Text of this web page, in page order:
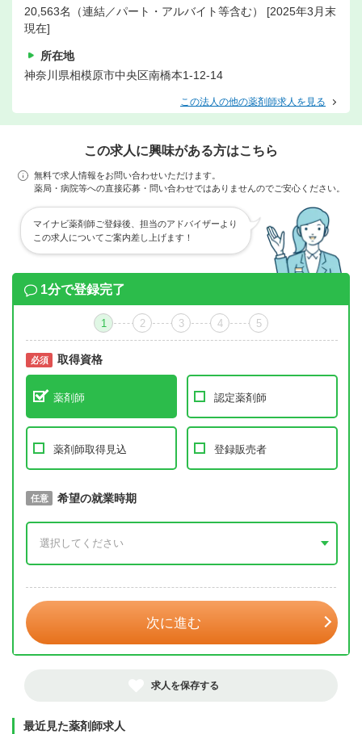
20,563名（連結／パート・アルバイト等含む） [2025年3月末
現在]
所在地
神奈川県相模原市中央区南橋本1-12-14
この法人の他の薬剤師求人を見る
この求人に興味がある方はこちら
無料で求人情報をお問い合わせいただけます。
薬局・病院等への直接応募・問い合わせではありませんのでご安心ください。
マイナビ薬剤師ご登録後、担当のアドバイザーより
この求人についてご案内差し上げます！
1分で登録完了
1 2 3 4 5
必須 取得資格
薬剤師 認定薬剤師
薬剤師取得見込 登録販売者
必須 取得予定年
任意 希望の就業時期
次に進む
求人を保存する
最近見た薬剤師求人